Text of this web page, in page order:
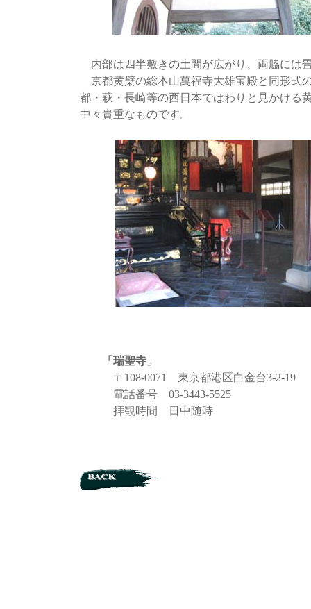
内部は四半敷きの土間が広がり、両脇には
京都黄檗の総本山萬福寺大雄宝殿と同形式
都・萩・長崎等の西日本ではわりと見かける
中々貴重なものです。
「瑞聖寺」
〒108-0071 東京都港区白金台3-2-19
電話番号 03-3443-5525
拝観時間 日中随時